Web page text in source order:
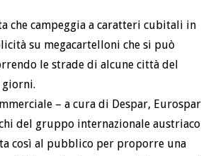
che campeggia a caratteri cubitali in
su megacartelloni che si può
le strade di alcune città del
giorni.
– a cura di Despar, Eurospar
del gruppo internazionale austriaco
così al pubblico per proporre una